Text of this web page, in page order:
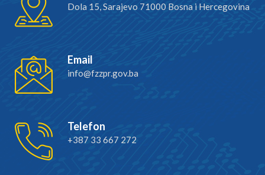
Dola 15, Sarajevo 71000 Bosna i Hercegovina
Email
info@fzzpr.gov.ba
Telefon
+387 33 667 272